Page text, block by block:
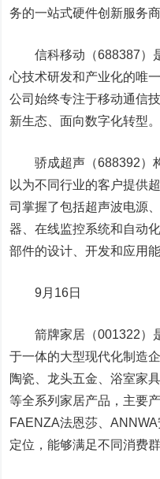
务的一站式硬件创新服务商
信科移动 （688387
心技术研发和产业化的唯
公司始终专注于移动通信
新生态、面向数字化转型。
骄成超声 （688392
以为不同行业的客户提供
司掌握了包括超声波电源
器、在线监控系统和自动
部件的设计、开发和应用能
9月16日
箭牌家居 （001322
于一体的大型现代化制造
陶瓷、龙头五金、浴室家
等全系列家居产品，主要
FAENZA法恩莎、
定位，能够满足不同消费群